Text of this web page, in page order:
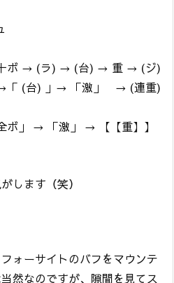
→ (ラ) → (台) → 重 → (ジ)
(台) 」→ 「激」 → (連重)
→ 「激」 → 【【重】】
します（笑）
ォーサイトのバフをマウンテ
然なのですが、隙間を見てス